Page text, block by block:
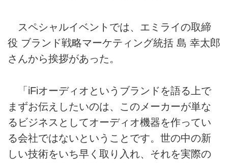
スペシャルイベントでは、エミライの取締
役 ブランド戦略マーケティング統括 島 幸太郎
さんから挨拶があった。
「iFiオーディオというブランドを語る上で
まずお伝えしたいのは、このメーカーが単な
るビジネスとしてオーディオ機器を作ってい
る会社ではないということです。世の中の新
しい技術をいち早く取り入れ、それを実際の